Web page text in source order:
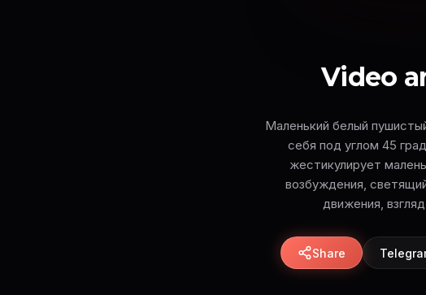
Video
Маленький белый
себя под углом 45
жестикулирует
возбуждения,
движения,
Share